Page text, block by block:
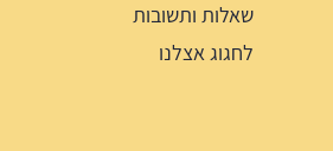
שאלות ותשובות
לחגוג אצלנו